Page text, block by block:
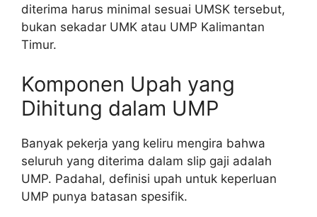
diterima harus minimal sesuai UMSK tersebut,
bukan sekadar UMK atau UMP Kalimantan
Timur.
Komponen Upah yang
Dihitung dalam UMP
Banyak pekerja yang keliru mengira bahwa
seluruh yang diterima dalam slip gaji adalah
UMP. Padahal, definisi upah untuk keperluan
UMP punya batasan spesifik.